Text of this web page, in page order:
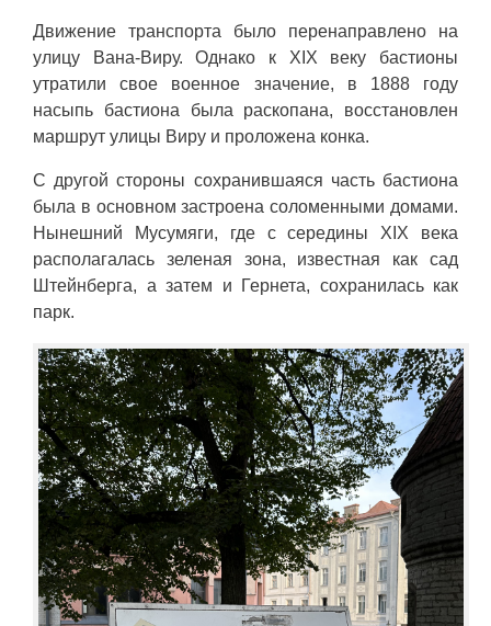
Движение транспорта было перенаправлено на
улицу Вана-Виру. Однако к XIX веку бастионы
утратили свое военное значение, в 1888 году
насыпь бастиона была раскопана, восстановлен
маршрут улицы Виру и проложена конка.
С другой стороны сохранившаяся часть бастиона
была в основном застроена соломенными домами.
Нынешний Мусумяги, где с середины XIX века
располагалась зеленая зона, известная как сад
Штейнберга, а затем и Гернета, сохранилась как
парк.